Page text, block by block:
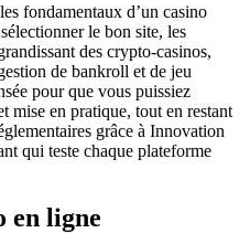
fondamentaux d’un casino
le bon site, les
des crypto‑casinos,
de bankroll et de jeu
pour que vous puissiez
mise en pratique, tout en restant
grâce à Innovation
qui teste chaque plateforme
en ligne